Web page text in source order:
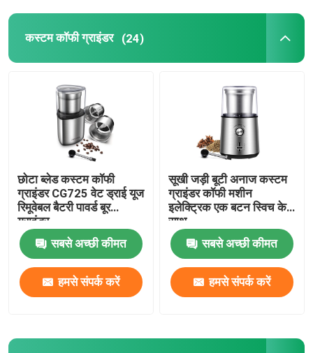
कस्टम कॉफी ग्राइंडर (24)
छोटा ब्लेड कस्टम कॉफी
ग्राइंडर CG725 वेट ड्राई यूज
रिमूवेबल बैटरी पावर्ड बूर
ग्राइंडर
सबसे अच्छी कीमत
हमसे संपर्क करें
सूखी जड़ी बूटी अनाज कस्टम
ग्राइंडर कॉफी मशीन
इलेक्ट्रिक एक बटन स्विच के
साथ
सबसे अच्छी कीमत
हमसे संपर्क करें